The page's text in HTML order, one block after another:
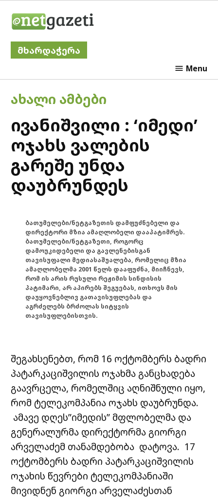
მხარდაჭერა
Menu
POSTED
ᲐᲮᲐᲚᲘ ᲐᲛᲑᲔᲑᲘ
ივანიშვილი : ‘იმედი’
ოჯახს ვალების
გარეშე უნდა
დაუბრუნდეს
ბათუმელები/ნეტგაზეთის დამფუძნებელი და
დირექტორი მზია ამაღლობელი დააპატიმრეს.
ბათუმელები/ნეტგაზეთი, როგორც
დამოუკიდებელი და გავლენებისგან
თავისუფალი მედიასაშუალება, რომელიც მზია
ამაღლობელმა 2001 წელს დააფუძნა, მიიჩნევს,
რომ ის არის რუსული რეჟიმის სინდისის
პატიმარი, არ აპირებს შეგუებას, ითხოვს მის
დაუყოვნებლივ გათავისუფლებას და
აგრძელებს ბრძოლას სიტყვის
თავისუფლებისთვის.
შეგახსენებთ, რომ 16 ოქტომბერს ბადრი
პატარკაციშვილის ოჯახმა განცხადება
გაავრცელა, რომელშიც აღნიშნული იყო,
რომ ტელეკომპანია ოჯახს დაუბრუნდა.
ამავე დღეს”იმედის” მფლობელმა და
გენერალურმა დირექტორმა გიორგი
არველაძემ თანამდებობა დატოვა. 17
ოქტომბერს ბადრი პატარკაციშვილის
ოჯახის წევრები ტელეკომპანიაში
მივიდნენ გიორგი არველაძესთან